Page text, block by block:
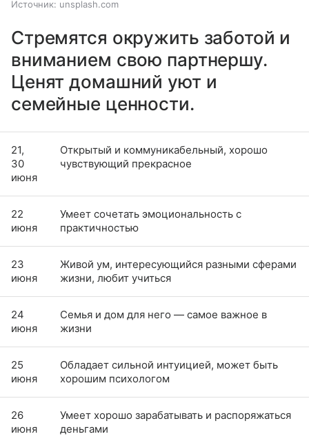
Источник: unsplash.com
Стремятся окружить заботой и
вниманием свою партнершу.
Ценят домашний уют и
семейные ценности.
21,
30
июня
Открытый и коммуникабельный, хорошо
чувствующий прекрасное
22
июня
Умеет сочетать эмоциональность с
практичностью
23
июня
Живой ум, интересующийся разными сферами
жизни, любит учиться
24
июня
Семья и дом для него — самое важное в
жизни
25
июня
Обладает сильной интуицией, может быть
хорошим психологом
26
июня
Умеет хорошо зарабатывать и распоряжаться
деньгами